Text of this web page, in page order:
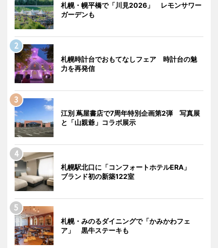
札幌・幌平橋で「川見2026」 レモンサワー
ガーデンも
札幌時計台でおもてなしフェア 時計台の魅
力を再発信
江別 蔦屋書店で7周年特別企画第2弾 写真展
と「山親爺」コラボ展示
札幌駅北口に「コンフォートホテルERA」
ブランド初の新築122室
札幌・みのるダイニングで「かみかわフェ
ア」 黒牛ステーキも